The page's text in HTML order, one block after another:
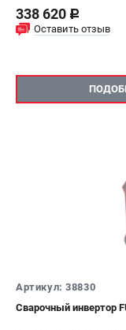
338 620 c
Оставить отзыв
Артикул: 38830
Сварочный инвертор